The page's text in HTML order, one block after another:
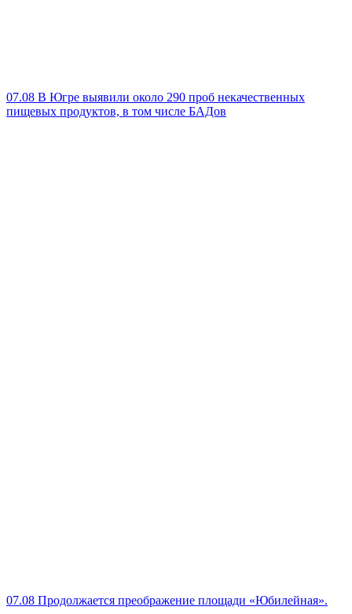
07.08 В Югре выявили около 290 проб некачественных
пищевых продуктов, в том числе БАДов
07.08 Продолжается преображение площади «Юбилейная».